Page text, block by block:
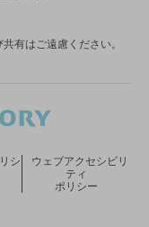
有はご遠慮ください。
シ
ウェブアクセシビリ
ティ
ポリシー